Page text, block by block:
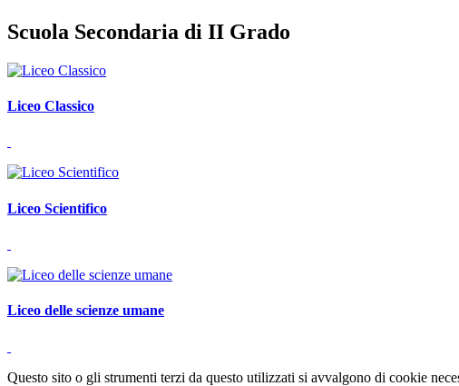
Scuola Secondaria di II Grado
Liceo Classico
Liceo Scientifico
Liceo delle scienze umane
Questo sito o gli strumenti terzi da questo utilizzati si avvalgono di cookie